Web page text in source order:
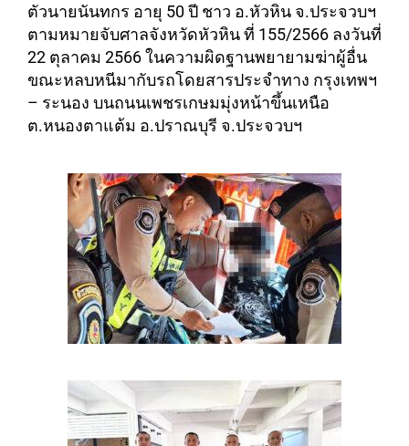
ตัวนายนันทกร อายุ 50 ปี ชาว อ.หัวหิน จ.ประจวบฯ
ตามหมายจับศาลจังหวัดหัวหิน ที่ 155/2566 ลงวันที่
22 ตุลาคม 2566 ในความผิดฐานพยายามฆ่าผู้อื่น
ขณะหลบหนีมากับรถโดยสารประจำทาง กรุงเทพฯ
– ระนอง บนถนนเพชรเกษมมุ่งหน้าขึ้นเหนือ
ต.หนองตาแต้ม อ.ปราณบุรี จ.ประจวบฯ